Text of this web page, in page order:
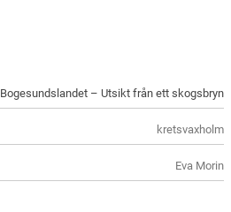
Bogesundslandet – Utsikt från ett skogsbryn
kretsvaxholm
Eva Morin